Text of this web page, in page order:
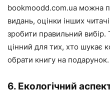
bookmoodd.com.ua можна
видань, оцінки інших
зробити правильний вибір.
цінний для тих, хто шукає
обрати книгу на подарунок.
6. Екологічний